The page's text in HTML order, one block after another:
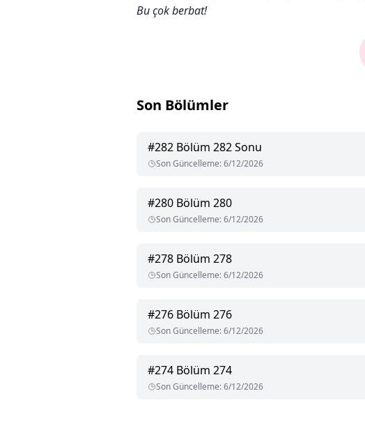
Bu çok berbat!
Son Bölümler
#282 Bölüm 282 Sonu
Son Güncelleme:6/12/2026
#280 Bölüm 280
Son Güncelleme:6/12/2026
#278 Bölüm 278
Son Güncelleme:6/12/2026
#276 Bölüm 276
Son Güncelleme:6/12/2026
#274 Bölüm 274
Son Güncelleme:6/12/2026